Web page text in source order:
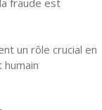
un rôle crucial en